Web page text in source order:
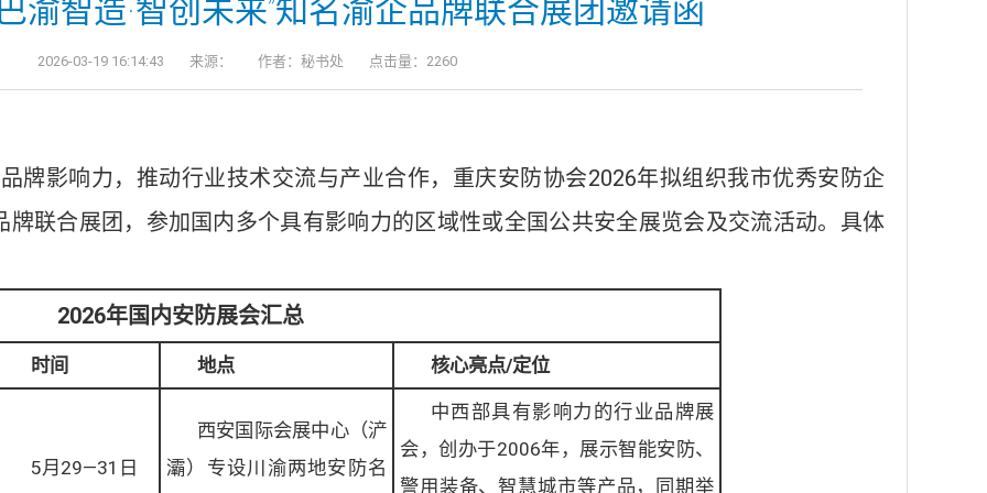
渝智造·智创未来”知名渝企品牌联合展团邀请函
2026-03-19 16:14:43 来源： 作者：秘书处 点击量：2260
牌影响力，推动行业技术交流与产业合作，重庆安防协会2026年拟组织我市优秀安防企
牌联合展团，参加国内多个具有影响力的区域性或全国公共安全展览会及交流活动。具体
2026年国内安防展会汇总
时间 地点 核心亮点/定位
5月29—31日
西安国际会展中心（浐
灞）专设川渝两地安防名
中西部具有影响力的行业品牌展
会，创办于2006年，展示智能安防、
警用装备、智慧城市等产品，同期举